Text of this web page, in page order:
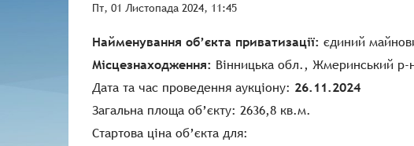
Пт, 01 Листопада 2024, 11:45
Найменування об’єкта приватизації: єдиний
Місцезнаходження: Вінницька обл., Жмеринський р-
Дата та час проведення аукціону: 26.11.2024
Загальна площа об’єкту: 2636,8 кв.м.
Стартова ціна об’єкта для: